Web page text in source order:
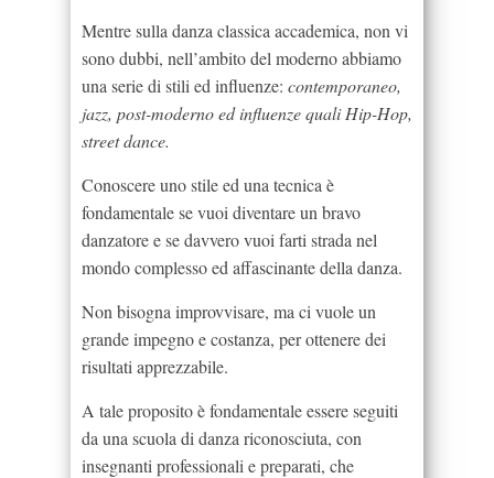
Mentre sulla danza classica accademica, non vi
sono dubbi, nell’ambito del moderno abbiamo
una serie di stili ed influenze: contemporaneo,
jazz, post-moderno ed influenze quali Hip-Hop,
street dance.
Conoscere uno stile ed una tecnica è
fondamentale se vuoi diventare un bravo
danzatore e se davvero vuoi farti strada nel
mondo complesso ed affascinante della danza.
Non bisogna improvvisare, ma ci vuole un
grande impegno e costanza, per ottenere dei
risultati apprezzabile.
A tale proposito è fondamentale essere seguiti
da una scuola di danza riconosciuta, con
insegnanti professionali e preparati, che